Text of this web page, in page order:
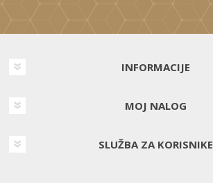
INFORMACIJE
MOJ NALOG
SLUŽBA ZA KORISNIKE